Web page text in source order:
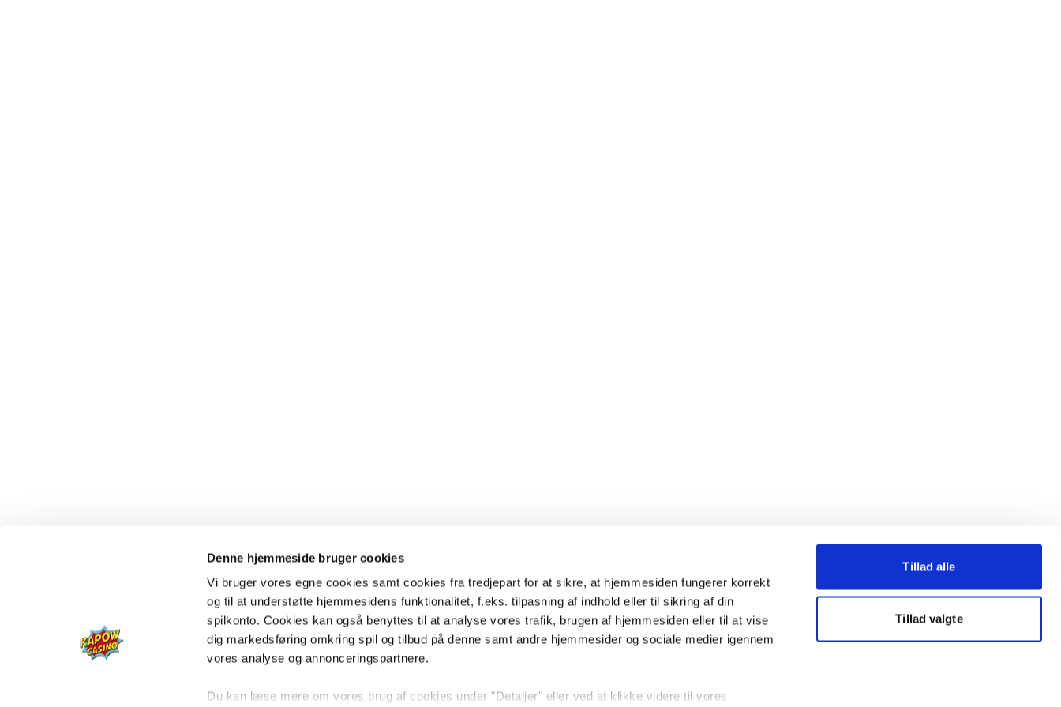
Denne hjemmeside bruger cookies
Vi bruger vores egne cookies samt cookies fra tredjepart for at sikre, at hjemmesiden fungerer korrekt
og til at understøtte hjemmesidens funktionalitet, f.eks. tilpasning af indhold eller til sikring af din
spilkonto. Cookies kan også benyttes til at analyse vores trafik, brugen af hjemmesiden eller til at vise
dig markedsføring omkring spil og tilbud på denne samt andre hjemmesider og sociale medier igennem
vores analyse og annonceringspartnere.
Du kan læse mere om vores brug af cookies under "Detaljer" eller ved at klikke videre til vores
Tillad alle
Tillad valgte